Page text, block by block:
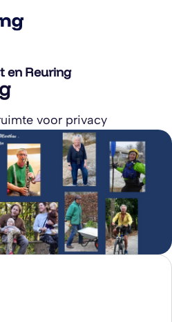
en Reuring
voor privacy